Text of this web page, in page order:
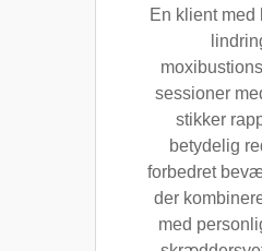
En klient med
sessioner
stikker
betydelig
forbedret
der
med